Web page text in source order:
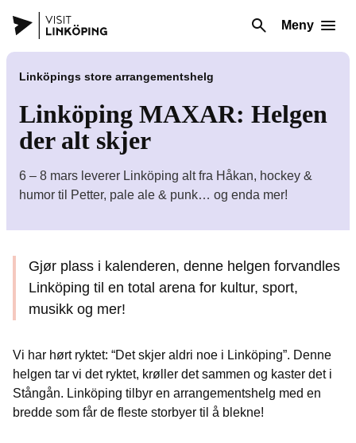
Meny
Linköpings store arrangementshelg
Linköping MAXAR: Helgen
der alt skjer
6 – 8 mars leverer Linköping alt fra Håkan, hockey &
humor til Petter, pale ale & punk… og enda mer!
Gjør plass i kalenderen, denne helgen forvandles
Linköping til en total arena for kultur, sport,
musikk og mer!
Vi har hørt ryktet: “Det skjer aldri noe i Linköping”. Denne
helgen tar vi det ryktet, krøller det sammen og kaster det i
Stångån. Linköping tilbyr en arrangementshelg med en
bredde som får de fleste storbyer til å blekne!